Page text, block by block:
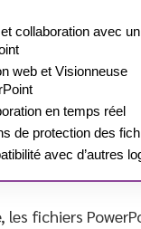
collaboration avec
web et Visionneuse
en temps réel
de protection des
avec d’autres
les fichiers